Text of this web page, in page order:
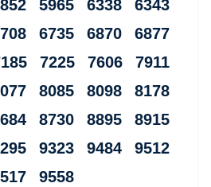
5965 6338 6343
6735 6870 6877
7225 7606 7911
8085 8098 8178
8730 8895 8915
9323 9484 9512
9558